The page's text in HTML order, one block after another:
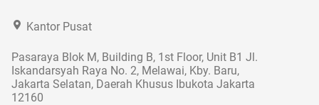
Kantor Pusat
Pasaraya Blok M, Building B, 1st Floor, Unit B1 Jl.
Iskandarsyah Raya No. 2, Melawai, Kby. Baru,
Jakarta Selatan, Daerah Khusus Ibukota Jakarta
12160